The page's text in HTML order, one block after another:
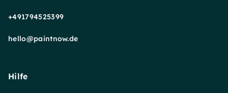
+491794525399
hello@paintnow.de
Hilfe